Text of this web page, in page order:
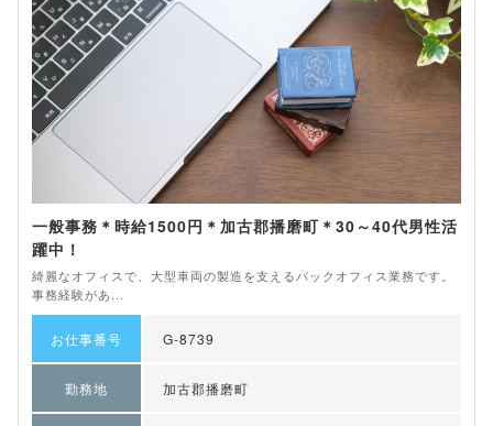
一般事務＊時給1500円＊加古郡播磨町＊30～40代男性活
躍中！
綺麗なオフィスで、大型車両の製造を支えるバックオフィス業務です。
事務経験があ...
お仕事番号 G-8739
勤務地 加古郡播磨町